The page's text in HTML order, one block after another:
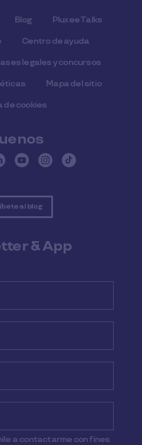
Blog Pluxee Talks
Centro de ayuda
legales y concursos
Mapa del sitio
de cookies
al blog
& App
a contactarme con fines